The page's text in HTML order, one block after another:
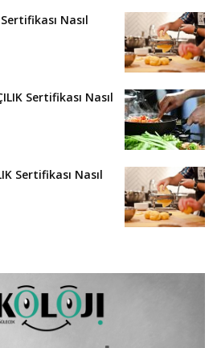
Nasıl
Sertifikası Nasıl
Sertifikası Nasıl